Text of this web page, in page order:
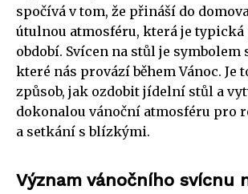
spočívá v tom, že přináší do
útulnou atmosféru, která je
období. Svícen na stůl je symbolem
které nás provází během Vánoc. Je
způsob, jak ozdobit jídelní stůl a
dokonalou vánoční atmosféru pro
a setkání s blízkými.
Význam vánočního svícnu